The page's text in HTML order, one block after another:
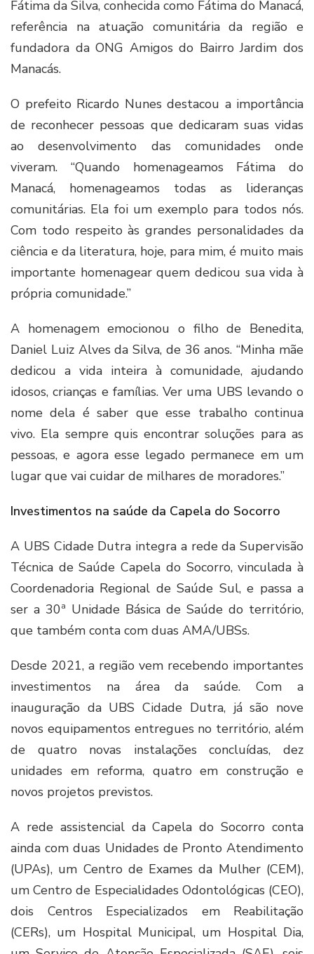
Fátima da Silva, conhecida como Fátima do Manacá,
referência na atuação comunitária da região e
fundadora da ONG Amigos do Bairro Jardim dos
Manacás.
O prefeito Ricardo Nunes destacou a importância
de reconhecer pessoas que dedicaram suas vidas
ao desenvolvimento das comunidades onde
viveram. “Quando homenageamos Fátima do
Manacá, homenageamos todas as lideranças
comunitárias. Ela foi um exemplo para todos nós.
Com todo respeito às grandes personalidades da
ciência e da literatura, hoje, para mim, é muito mais
importante homenagear quem dedicou sua vida à
própria comunidade.”
A homenagem emocionou o filho de Benedita,
Daniel Luiz Alves da Silva, de 36 anos. “Minha mãe
dedicou a vida inteira à comunidade, ajudando
idosos, crianças e famílias. Ver uma UBS levando o
nome dela é saber que esse trabalho continua
vivo. Ela sempre quis encontrar soluções para as
pessoas, e agora esse legado permanece em um
lugar que vai cuidar de milhares de moradores.”
Investimentos na saúde da Capela do Socorro
A UBS Cidade Dutra integra a rede da Supervisão
Técnica de Saúde Capela do Socorro, vinculada à
Coordenadoria Regional de Saúde Sul, e passa a
ser a 30ª Unidade Básica de Saúde do território,
que também conta com duas AMA/UBSs.
Desde 2021, a região vem recebendo importantes
investimentos na área da saúde. Com a
inauguração da UBS Cidade Dutra, já são nove
novos equipamentos entregues no território, além
de quatro novas instalações concluídas, dez
unidades em reforma, quatro em construção e
novos projetos previstos.
A rede assistencial da Capela do Socorro conta
ainda com duas Unidades de Pronto Atendimento
(UPAs), um Centro de Exames da Mulher (CEM),
um Centro de Especialidades Odontológicas (CEO),
dois Centros Especializados em Reabilitação
(CERs), um Hospital Municipal, um Hospital Dia,